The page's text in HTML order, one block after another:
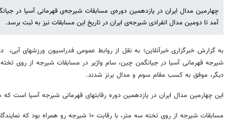
چهارمین مدال ایران در یازدهمین دوره‌ی مسابقات شیرجه‌ی قهرمانی آسیا در
آمد تا دومین مدال انفرادی شیرجه‌ی ایران در تاریخ این مسابقات نیز به ثبت برسد.
به گزارش خبرگزاری خبرآنلاین؛ به نقل از روابط عمومی فدراسیون ورزشهای آبی،
دیگر، موفق به کسب مقام سوم و مدال برنز شدند.
این چهارمین مدال ایران در یازدهمین دوره‌ رقابتهای قهرمانی شیرجه آسیا است
مسابقات شیرجه از روی تخته سه متر، با رقابت ۱۰ شیرجه رو همراه بود که نمایندگان کشور چین اول و دوم شدند.